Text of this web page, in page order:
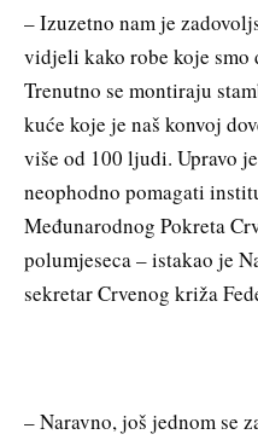
– Izuzetno nam je
vidjeli kako robe koje smo
Trenutno se montiraju
kuće koje je naš konvoj
više od 100 ljudi. Upravo
neophodno pomagati
Međunarodnog Pokreta
polumjeseca – istakao je
sekretar Crvenog križa
– Naravno, još jednom se